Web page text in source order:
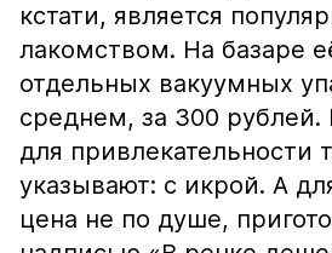
кстати, является
лакомством. На базаре
отдельных вакуумных
среднем, за 300
для привлекательности
указывают: с икрой. А
цена не по душе,